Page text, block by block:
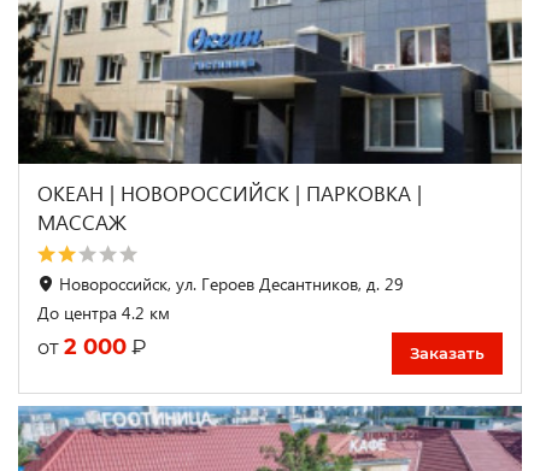
ОКЕАН | НОВОРОССИЙСК | ПАРКОВКА |
МАССАЖ
Новороссийск, ул. Героев Десантников, д. 29
До центра 4.2 км
от 2 000 ₽ Заказать